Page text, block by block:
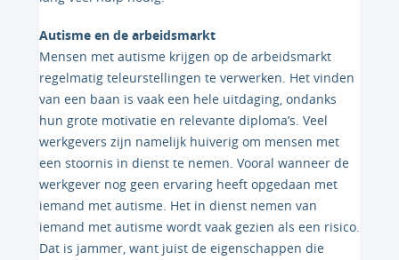
Autisme en de arbeidsmarkt
Mensen met autisme krijgen op de arbeidsmarkt
regelmatig teleurstellingen te verwerken. Het vinden
van een baan is vaak een hele uitdaging, ondanks
hun grote motivatie en relevante diploma’s. Veel
werkgevers zijn namelijk huiverig om mensen met
een stoornis in dienst te nemen. Vooral wanneer de
werkgever nog geen ervaring heeft opgedaan met
iemand met autisme. Het in dienst nemen van
iemand met autisme wordt vaak gezien als een risico.
Dat is jammer, want juist de eigenschappen die